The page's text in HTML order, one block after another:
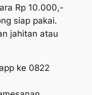
Rp 10.000,-
siap pakai.
jahitan atau
ke 0822